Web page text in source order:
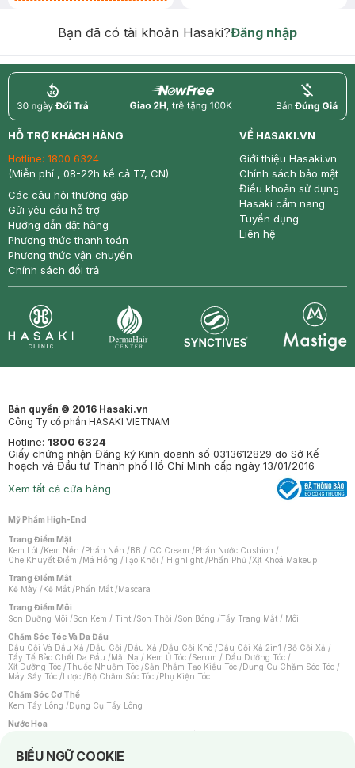
Bạn đã có tài khoản Hasaki?Đăng nhập
return nowfree price
HỖ TRỢ KHÁCH HÀNG
Hotline: 1800 6324
(Miễn phí , 08-22h kể cả T7, CN)
Các câu hỏi thường gặp
Gửi yêu cầu hỗ trợ
Hướng dẫn đặt hàng
Phương thức thanh toán
Phương thức vận chuyển
Chính sách đổi trả
VỀ HASAKI.VN
Giới thiệu Hasaki.vn
Chính sách bảo mật
Điều khoản sử dụng
Hasaki cẩm nang
Tuyển dụng
Liên hệ
Bản quyền © 2016 Hasaki.vn
Công Ty cổ phần HASAKI VIETNAM
Hotline: 1800 6324
Giấy chứng nhận Đăng ký Kinh doanh số 0313612829 do Sở Kế
hoạch và Đầu tư Thành phố Hồ Chí Minh cấp ngày 13/01/2016
Xem tất cả cửa hàng
Mỹ Phẩm High-End
Trang Điểm Mặt
Kem Lót /Kem Nền /Phấn Nền /BB / CC Cream /Phấn Nước Cushion /
Che Khuyết Điểm /Má Hồng /Tạo Khối / Highlight /Phấn Phủ /Xịt Khoá Makeup
Trang Điểm Mắt
Kẻ Mày /Kẻ Mắt /Phấn Mắt /Mascara
Trang Điểm Môi
Son Dưỡng Môi /Son Kem / Tint /Son Thỏi /Son Bóng /Tẩy Trang Mắt / Môi
Chăm Sóc Tóc Và Da Đầu
Dầu Gội Và Dầu Xả /Dầu Gội /Dầu Xả /Dầu Gội Khô /Dầu Gội Xả 2in1 /Bộ Gội Xả /
Tẩy Tế Bào Chết Da Đầu /Mặt Nạ / Kem Ủ Tóc /Serum / Dầu Dưỡng Tóc /
Xịt Dưỡng Tóc /Thuốc Nhuộm Tóc /Sản Phẩm Tạo Kiểu Tóc /Dụng Cụ Chăm Sóc Tóc /
Máy Sấy Tóc /Lược /Bộ Chăm Sóc Tóc /Phụ Kiện Tóc
Chăm Sóc Cơ Thể
Kem Tẩy Lông /Dụng Cụ Tẩy Lông
Nước Hoa
Nước Hoa Nữ
Chăm Sóc Cá Nhân
BIỂU NGỮ COOKIE
Notice about cookies usage